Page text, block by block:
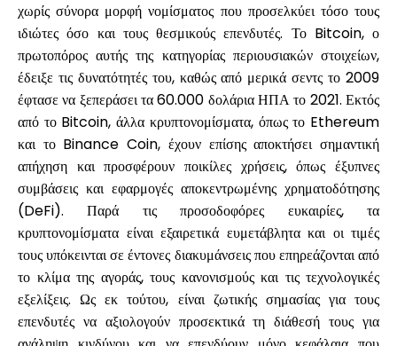
χωρίς σύνορα μορφή νομίσματος που προσελκύει τόσο τους
ιδιώτες όσο και τους θεσμικούς επενδυτές. Το Bitcoin, ο
πρωτοπόρος αυτής της κατηγορίας περιουσιακών στοιχείων,
έδειξε τις δυνατότητές του, καθώς από μερικά σεντς το 2009
έφτασε να ξεπεράσει τα 60.000 δολάρια ΗΠΑ το 2021. Εκτός
από το Bitcoin, άλλα κρυπτονομίσματα, όπως το Ethereum
και το Binance Coin, έχουν επίσης αποκτήσει σημαντική
απήχηση και προσφέρουν ποικίλες χρήσεις, όπως έξυπνες
συμβάσεις και εφαρμογές αποκεντρωμένης χρηματοδότησης
(DeFi). Παρά τις προσοδοφόρες ευκαιρίες, τα
κρυπτονομίσματα είναι εξαιρετικά ευμετάβλητα και οι τιμές
τους υπόκεινται σε έντονες διακυμάνσεις που επηρεάζονται από
το κλίμα της αγοράς, τους κανονισμούς και τις τεχνολογικές
εξελίξεις. Ως εκ τούτου, είναι ζωτικής σημασίας για τους
επενδυτές να αξιολογούν προσεκτικά τη διάθεσή τους για